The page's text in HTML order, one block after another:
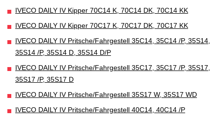
IVECO DAILY IV Kipper 70C14 K, 70C14 DK, 70C14 KK
IVECO DAILY IV Kipper 70C17 K, 70C17 DK, 70C17 KK
IVECO DAILY IV Pritsche/Fahrgestell 35C14, 35C14 /P, 35S14,
35S14 /P, 35S14 D, 35S14 D/P
IVECO DAILY IV Pritsche/Fahrgestell 35C17, 35C17 /P, 35S17,
35S17 /P, 35S17 D
IVECO DAILY IV Pritsche/Fahrgestell 35S17 W, 35S17 WD
IVECO DAILY IV Pritsche/Fahrgestell 40C14, 40C14 /P